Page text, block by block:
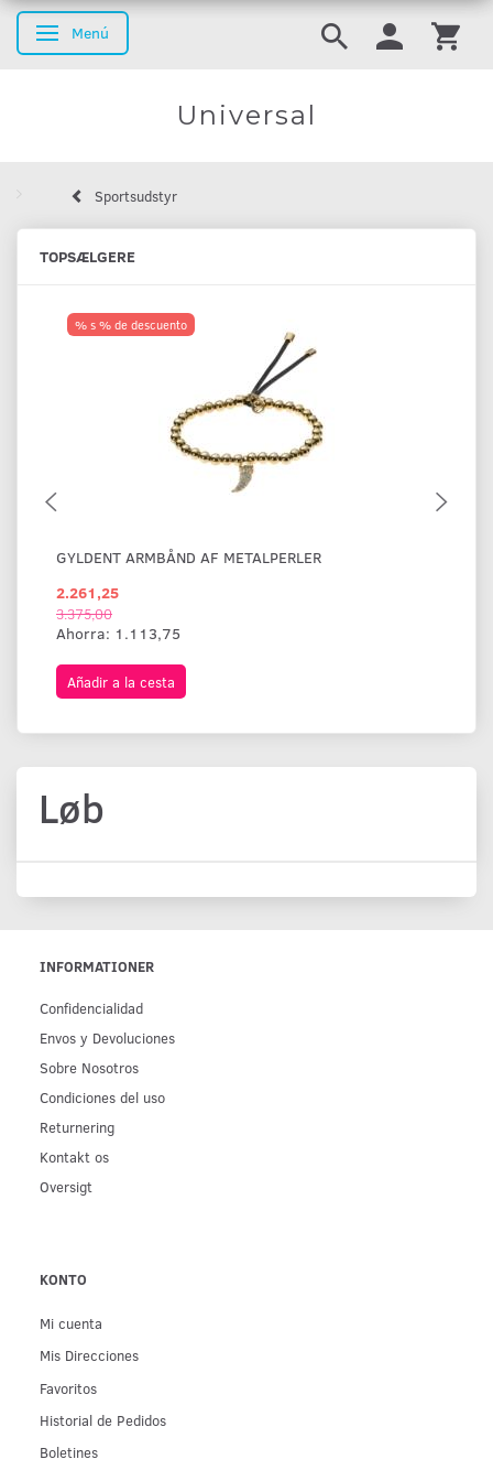
Navegación de palanca
Menú
Universal
Sportsudstyr
TOPSÆLGERE
% s % de descuento
GYLDENT ARMBÅND AF METALPERLER
2.261,25
3.375,00
Ahorra: 1.113,75
Añadir a la cesta
Løb
INFORMATIONER
Confidencialidad
Env­os y Devoluciones
Sobre Nosotros
Condiciones del uso
Returnering
Kontakt os
Oversigt
KONTO
Mi cuenta
Mis Direcciones
Favoritos
Historial de Pedidos
Boletines